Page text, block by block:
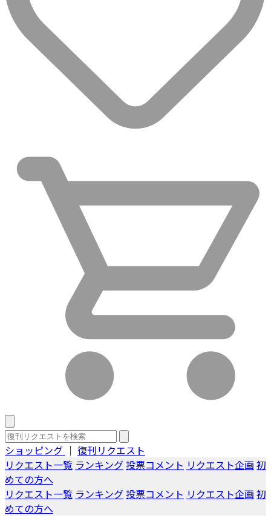
ショッピング ｜ 復刊リクエスト
リクエスト一覧 ランキング投票コメント リクエスト企画 初
めての方へ
リクエスト一覧 ランキング投票コメント リクエスト企画 初
めての方へ